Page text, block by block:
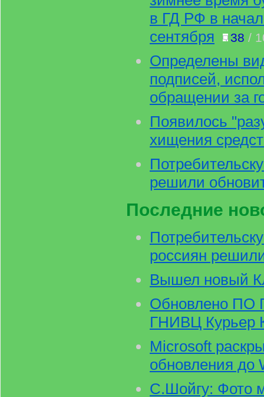
в ГД РФ в
сентября
38 /
Определены
подписей,
обращении за
Появилось
хищения
решили
Последние
россиян
Вышел новый
Обновлено ПО
ГНИВЦ Курьер
Microsoft
обновления до
С.Шойгу: Фото